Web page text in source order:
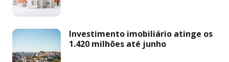
Investimento imobiliário atinge os
1.420 milhões até junho